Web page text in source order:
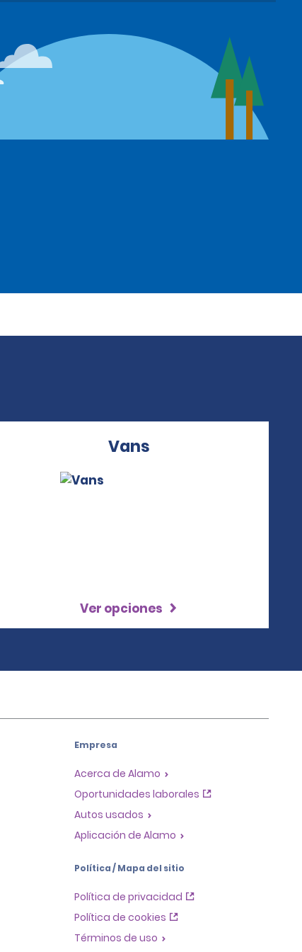
Vans
Ver opciones
Empresa
Acerca de Alamo
Oportunidades laborales
Autos usados
Aplicación de Alamo
Política / Mapa del sitio
Política de privacidad
Política de cookies
Términos de uso